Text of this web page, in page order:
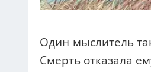
Один мыслитель
Смерть отказала